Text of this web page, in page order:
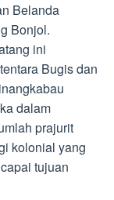
Belanda
Bonjol.
ini
Bugis dan
dalam
prajurit
kolonial yang
tujuan